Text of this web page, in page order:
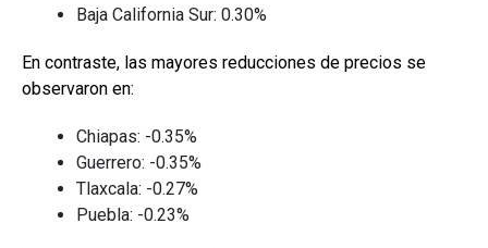
Baja California Sur: 0.30%
En contraste, las mayores reducciones de precios se
observaron en:
Chiapas: -0.35%
Guerrero: -0.35%
Tlaxcala: -0.27%
Puebla: -0.23%